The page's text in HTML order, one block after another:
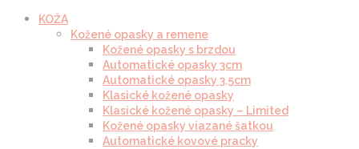
KOŽA
Kožené opasky a remene
Kožené opasky s brzdou
Automatické opasky 3cm
Automatické opasky 3.5cm
Klasické kožené opasky
Klasické kožené opasky – Limited
Kožené opasky viazané šatkou
Automatické kovové pracky